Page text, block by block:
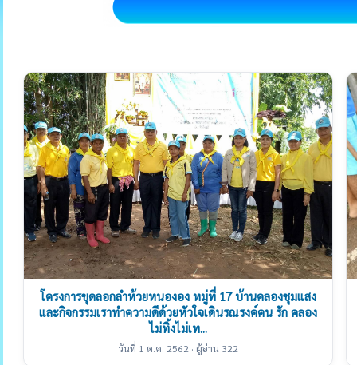
โครงการขุดลอกลำห้วยหนององ หมู่ที่ 17 บ้านคลองชุมแสง
และกิจกรรมเราทำความดีด้วยหัวใจเดินรณรงค์คน รัก คลอง
ไม่ทิ้งไม่เท...
วันที่ 1 ต.ค. 2562 · ผู้อ่าน 322